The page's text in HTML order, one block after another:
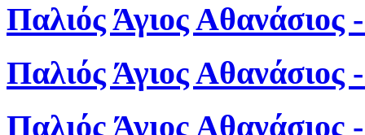
Παλιός Άγιος Αθανάσιος
Παλιός Άγιος Αθανάσιος
Παλιός Άγιος Αθανάσιος